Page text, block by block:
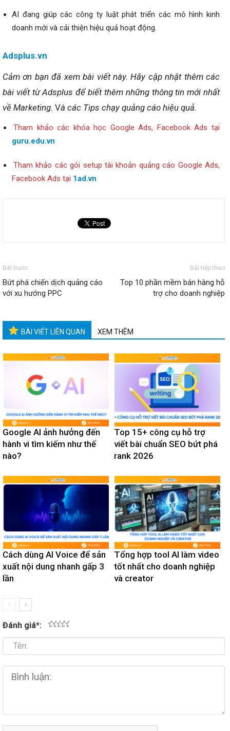
AI đang giúp các công ty luật phát triển các mô hình kinh
doanh mới và cải thiện hiệu quả hoạt động.
Adsplus.vn
Cảm ơn bạn đã xem bài viết này. Hãy cập nhật thêm các
bài viết từ Adsplus để biết thêm những thông tin mới nhất
về Marketing. Và các Tips chạy quảng cáo hiệu quả.
Tham khảo các khóa học Google Ads, Facebook Ads tại
guru.edu.vn
Tham khảo các gói setup tài khoản quảng cáo Google Ads,
Facebook Ads tại 1ad.vn
Bài trước
Bứt phá chiến dịch quảng cáo
với xu hướng PPC
Bài tiếp theo
Top 10 phần mềm bán hàng hỗ
trợ cho doanh nghiệp
BÀI VIẾT LIÊN QUAN XEM THÊM
Google AI ảnh hưởng đến
hành vi tìm kiếm như thế
nào?
Top 15+ công cụ hỗ trợ
viết bài chuẩn SEO bứt phá
rank 2026
Cách dùng AI Voice để sản
xuất nội dung nhanh gấp 3
lần
Tổng hợp tool AI làm video
tốt nhất cho doanh nghiệp
và creator
Đánh giá*: